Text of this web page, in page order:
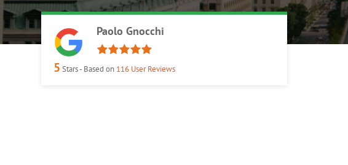
Paolo Gnocchi
5 Stars - Based on 116 User Reviews